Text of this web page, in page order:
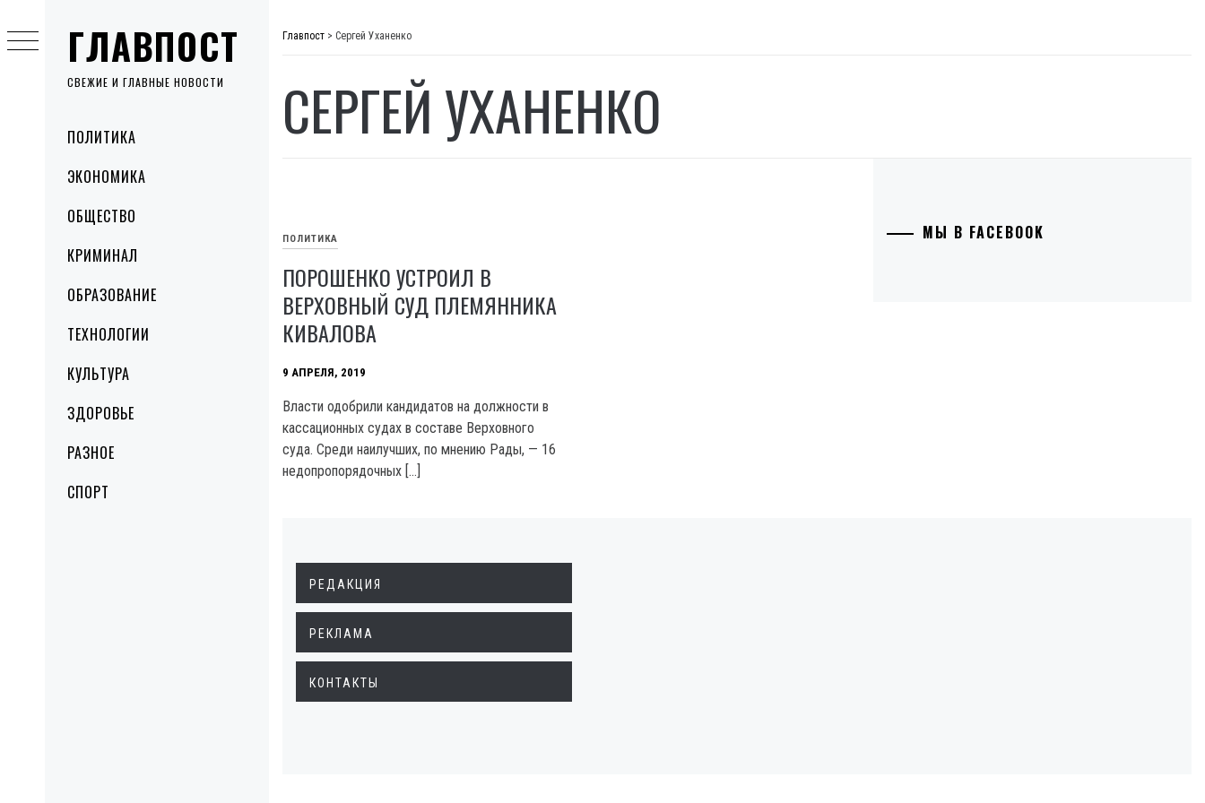
ГЛАВПОСТ
СВЕЖИЕ И ГЛАВНЫЕ НОВОСТИ
MenuПОЛИТИКА
ЭКОНОМИКА
ОБЩЕСТВО
КРИМИНАЛ
ОБРАЗОВАНИЕ
ТЕХНОЛОГИИ
КУЛЬТУРА
ЗДОРОВЬЕ
РАЗНОЕ
СПОРТ
to
content
Главпост > Сергей Уханенко
СЕРГЕЙ УХАНЕНКО
ПОЛИТИКА
ПОРОШЕНКО УСТРОИЛ В
ВЕРХОВНЫЙ СУД ПЛЕМЯННИКА
КИВАЛОВА
9 АПРЕЛЯ, 2019
Власти одобрили кандидатов на должности в
кассационных судах в составе Верховного
суда. Среди наилучших, по мнению Рады, — 16
недопропорядочных […]
МЫ В FACEBOOK
РЕДАКЦИЯ
РЕКЛАМА
КОНТАКТЫ